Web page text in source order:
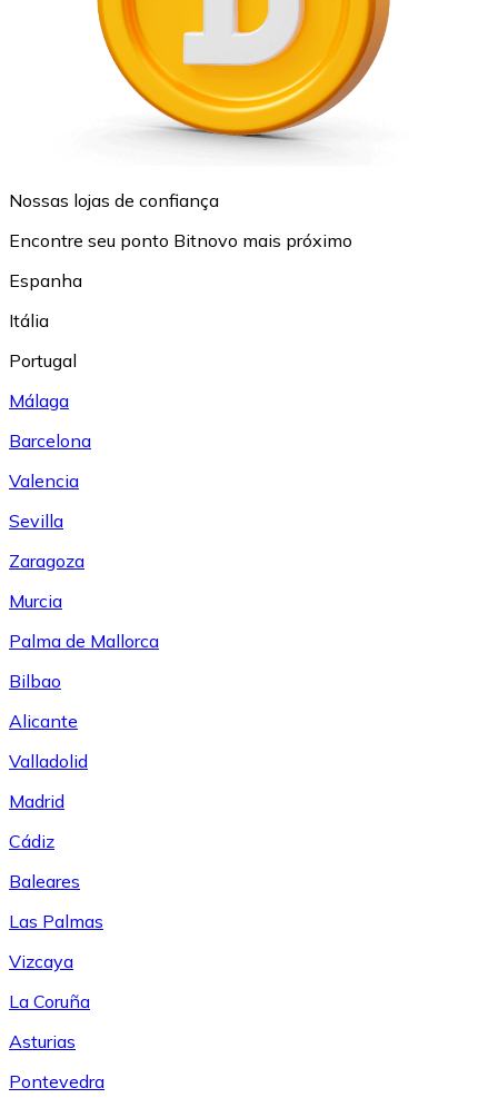
Nossas lojas de confiança
Encontre seu ponto Bitnovo mais próximo
Espanha
Itália
Portugal
Málaga
Barcelona
Valencia
Sevilla
Zaragoza
Murcia
Palma de Mallorca
Bilbao
Alicante
Valladolid
Madrid
Cádiz
Baleares
Las Palmas
Vizcaya
La Coruña
Asturias
Pontevedra